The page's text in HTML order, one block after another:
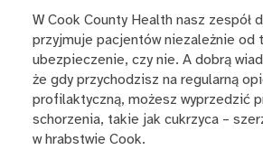
W Cook County Health nasz zespół
przyjmuje pacjentów niezależnie od
ubezpieczenie, czy nie. A dobrą
że gdy przychodzisz na regularną
profilaktyczną, możesz wyprzedzić
schorzenia, takie jak cukrzyca –
w hrabstwie Cook.